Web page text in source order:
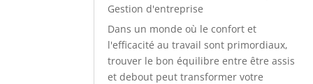
Gestion d'entreprise
Dans un monde où le confort et
l'efficacité au travail sont primordiaux,
trouver le bon équilibre entre être assis
et debout peut transformer votre